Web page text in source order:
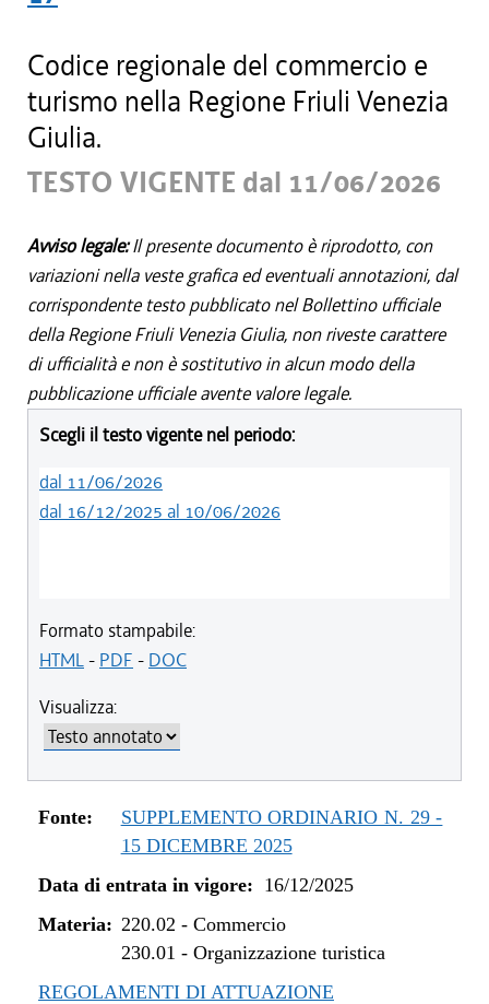
Codice regionale del commercio e
turismo nella Regione Friuli Venezia
Giulia.
TESTO VIGENTE dal 11/06/2026
Avviso legale:Il presente documento è riprodotto, con
variazioni nella veste grafica ed eventuali annotazioni, dal
corrispondente testo pubblicato nel Bollettino ufficiale
della Regione Friuli Venezia Giulia, non riveste carattere
di ufficialità e non è sostitutivo in alcun modo della
pubblicazione ufficiale avente valore legale.
Scegli il testo vigente nel periodo:
dal 11/06/2026
dal 16/12/2025 al 10/06/2026
Formato stampabile:
HTML- PDF - DOC
Visualizza:
Fonte:
SUPPLEMENTO ORDINARIO N. 29 -
15 DICEMBRE 2025
Data di entrata in vigore: 16/12/2025
Materia: 220.02 - Commercio
230.01 - Organizzazione turistica
REGOLAMENTI DI ATTUAZIONE